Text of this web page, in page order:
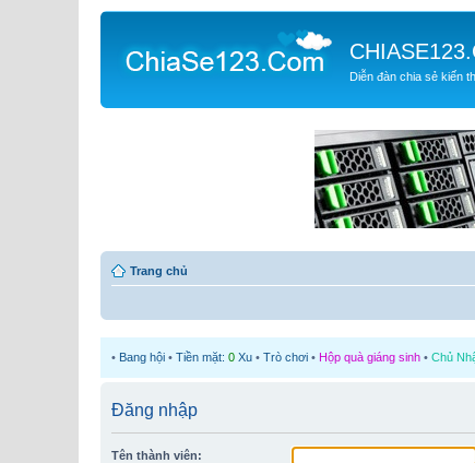
Diễn đàn chia sẻ kiến
Trang chủ
• Bang hội • Tiền mặt: 0 Xu • Trò chơi • Hộp quà giáng sinh • Chủ
Đăng nhập
Tên thành viên: